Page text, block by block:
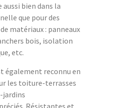
bien dans la
que pour des
matériaux : panneaux
bois, isolation
etc.
également reconnu en
les toiture-terrasses
jardins
Résistantes et